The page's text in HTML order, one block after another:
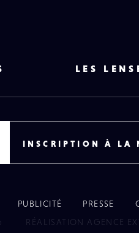
LES
INSCRIPTION À LA
PUBLICITÉ PRESSE
RÉALISATION AGENCE